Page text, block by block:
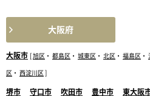
大阪府
大阪市 旭区 ・ 都島区 ・ 城東区 ・ 北区 ・ 福島区 ・
区 ・ 西淀川区
堺市 守口市 吹田市 豊中市 東大阪